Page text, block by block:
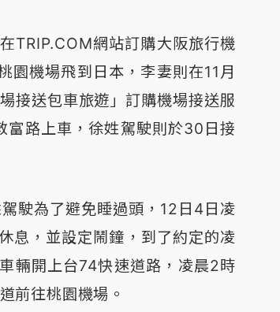
TRIP.COM網站訂購大阪旅行機
園機場飛到日本，李妻則在11月
接送包車旅遊」訂購機場接送服
路上車，徐姓駕駛則於30日接
駛為了避免睡過頭，12日4日凌
息，並設定鬧鐘，到了約定的凌
輛開上台74快速道路，凌晨2時
前往桃園機場。